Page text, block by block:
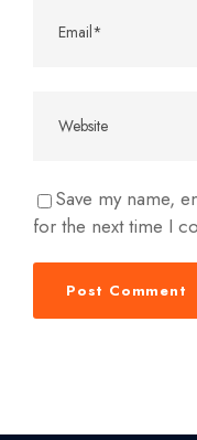
Save my name,
for the next time I